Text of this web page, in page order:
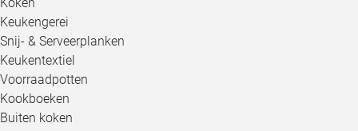
Keukengerei
Snij- & Serveerplanken
Keukentextiel
Voorraadpotten
Kookboeken
Buiten koken